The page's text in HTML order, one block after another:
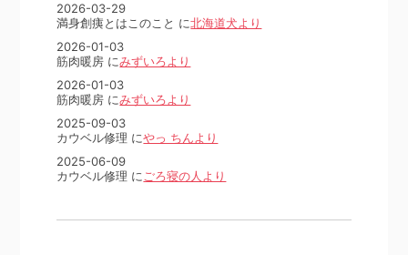
2026-03-29
満身創痍とはこのこと に北海道犬より
2026-01-03
筋肉暖房 にみずいろより
2026-01-03
筋肉暖房 にみずいろより
2025-09-03
カウベル修理 にやっ ちんより
2025-06-09
カウベル修理 に ごろ寝の人より